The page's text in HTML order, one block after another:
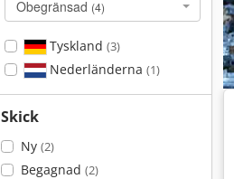
Obegränsad (4)
Tyskland (3)
Nederländerna (1)
Skick
Ny (2)
Begagnad (2)